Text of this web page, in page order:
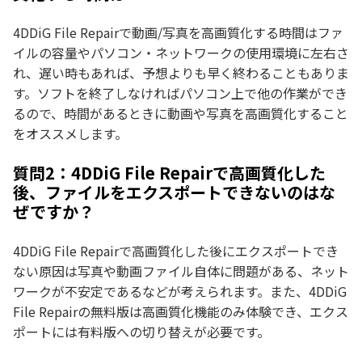
4DDiG File Repairで動画/写真を高画質化する時間はファ
イルの容量やパソコン・ネットワークの使用環境に左右さ
れ、遅い時もあれば、予想よりも早く終わることもありま
す。ソフトを終了しなければパソコン上で他の作業ができ
るので、時間があるときに動画や写真を高画質化すること
をオススメします。
質問2：4DDiG File Repairで高画質化した
後、ファイルをエクスポートできないのはな
ぜですか？
4DDiG File Repairで高画質化した後にエクスポートでき
ない原因は写真や動画ファイル自体に問題がある、ネット
ワークが不安定であるなどが考えられます。また、4DDiG
File Repairの無料版は高画質化機能のみ体験でき、エクス
ポートには有料版への切り替えが必要です。